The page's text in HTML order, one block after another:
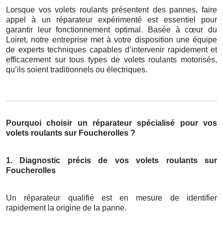
Lorsque vos volets roulants présentent des pannes, faire
appel à un réparateur expérimenté est essentiel pour
garantir leur fonctionnement optimal. Basée à cœur du
Loiret, notre entreprise met à votre disposition une équipe
de experts techniques capables d’intervenir rapidement et
efficacement sur tous types de volets roulants motorisés,
qu’ils soient traditionnels ou électriques.
Pourquoi choisir un réparateur spécialisé pour vos
volets roulants sur Foucherolles ?
1. Diagnostic précis de vos volets roulants sur
Foucherolles
Un réparateur qualifié est en mesure de identifier
rapidement la origine de la panne.